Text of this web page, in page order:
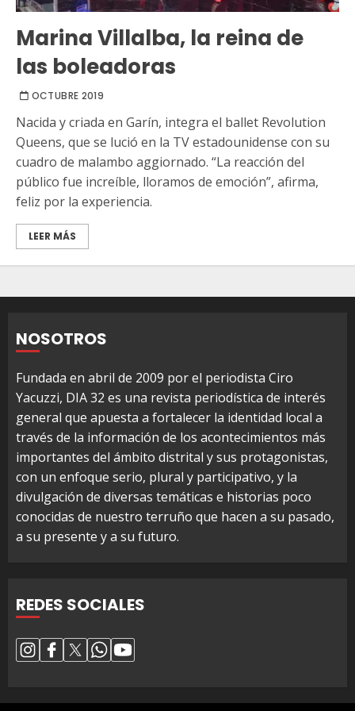
Marina Villalba, la reina de
las boleadoras
OCTUBRE 2019
Nacida y criada en Garín, integra el ballet Revolution
Queens, que se lució en la TV estadounidense con su
cuadro de malambo aggiornado. “La reacción del
público fue increíble, lloramos de emoción”, afirma,
feliz por la experiencia.
LEER MÁS
NOSOTROS
Fundada en abril de 2009 por el periodista Ciro
Yacuzzi, DIA 32 es una revista periodística de interés
general que apuesta a fortalecer la identidad local a
través de la información de los acontecimientos más
importantes del ámbito distrital y sus protagonistas,
con un enfoque serio, plural y participativo, y la
divulgación de diversas temáticas e historias poco
conocidas de nuestro terruño que hacen a su pasado,
a su presente y a su futuro.
REDES SOCIALES